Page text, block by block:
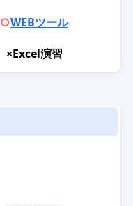
○WEBツール
×Excel演習